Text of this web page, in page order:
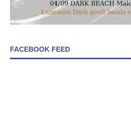
FACEBOOK FEED